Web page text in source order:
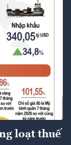
loạt thuế